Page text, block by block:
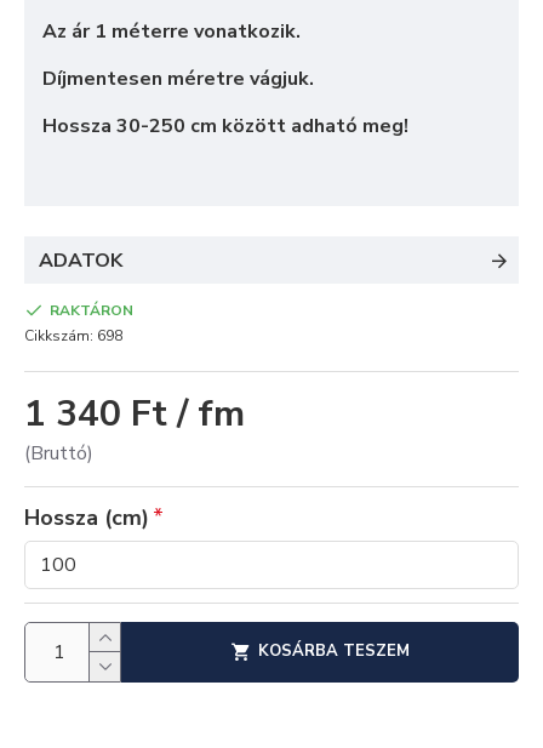
Az ár 1 méterre vonatkozik.
Díjmentesen méretre vágjuk.
Hossza 30-250 cm között adható meg!
ADATOK
1 340 Ft / fm
(Bruttó)
RAKTÁRON
Cikkszám: 698
Hossza (cm)
KOSÁRBA TESZEM